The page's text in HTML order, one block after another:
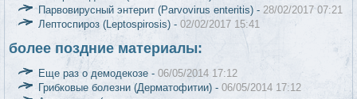
Парвовирусный энтерит (Parvovirus enteritis) - 28/02/2017 07:21
Лептоспироз (Leptospirosis) -02/02/2017 15:41
более поздние материалы:
Еще раз о демодекозе -06/05/2014 17:12
Грибковые болезни (Дерматофитии) -06/05/2014 17:12